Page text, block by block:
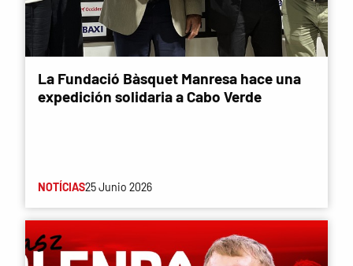
La Fundació Bàsquet Manresa hace una
expedición solidaria a Cabo Verde
NOTÍCIAS25 Junio 2026